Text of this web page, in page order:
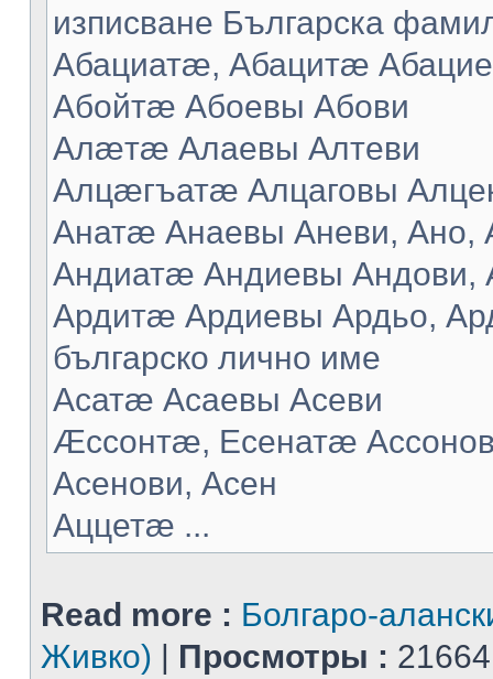
изписване Българска
Абациатæ, Абацитæ
Абойтæ Абоевы Абови
Алæтæ Алаевы Алтеви
Алцæгъатæ Алцаговы
Анатæ Анаевы Аневи, Ано,
Андиатæ Андиевы Андови,
Ардитæ Ардиевы Ардьо,
българско лично име
Асатæ Асаевы Асеви
Æссонтæ, Есенатæ
Асенови, Асен
Аццетæ ...
Read more : Болгаро-
Живко) | Просмотры :